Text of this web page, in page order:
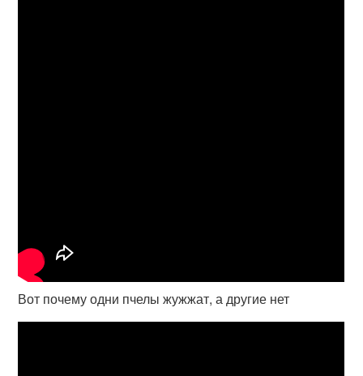
Вот почему одни пчелы жужжат, а другие нет